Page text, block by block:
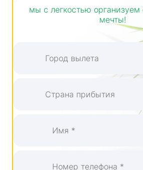
мы с легкостью организуем
мечты!